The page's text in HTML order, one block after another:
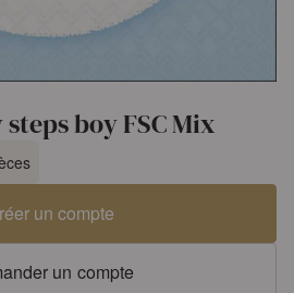
boy FSC Mix
un compte
un compte